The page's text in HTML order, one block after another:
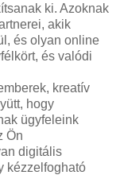
ki. Azoknak
akik
és olyan online
és valódi
kreatív
hogy
ügyfeleink
Ön
digitális
kézzelfogható